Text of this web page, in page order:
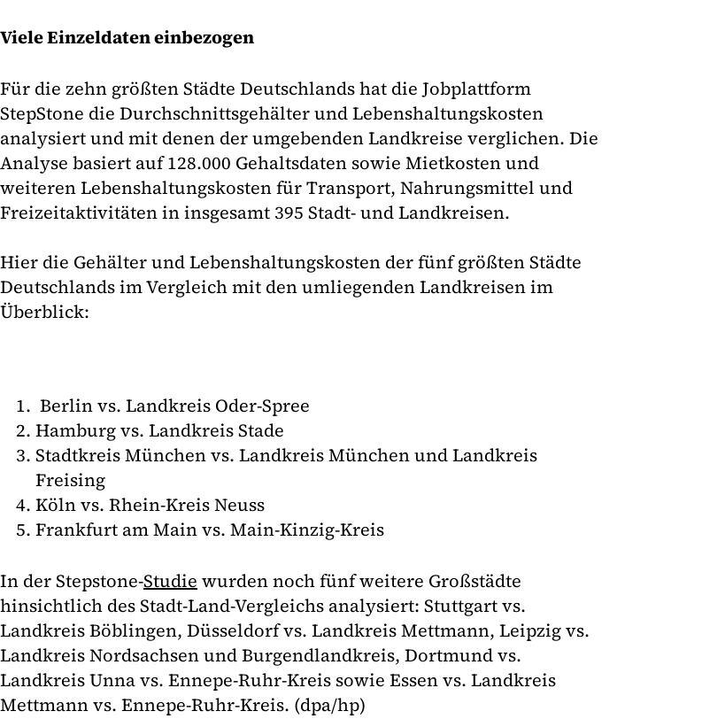
Viele Einzeldaten einbezogen
Für die zehn größten Städte Deutschlands hat die Jobplattform
StepStone die Durchschnittsgehälter und Lebenshaltungskosten
analysiert und mit denen der umgebenden Landkreise verglichen. Die
Analyse basiert auf 128.000 Gehaltsdaten sowie Mietkosten und
weiteren Lebenshaltungskosten für Transport, Nahrungsmittel und
Freizeitaktivitäten in insgesamt 395 Stadt- und Landkreisen.
Hier die Gehälter und Lebenshaltungskosten der fünf größten Städte
Deutschlands im Vergleich mit den umliegenden Landkreisen im
Überblick:
Berlin vs. Landkreis Oder-Spree
Hamburg vs. Landkreis Stade
Stadtkreis München vs. Landkreis München und Landkreis
Freising
Köln vs. Rhein-Kreis Neuss
Frankfurt am Main vs. Main-Kinzig-Kreis
In der Stepstone-Studie wurden noch fünf weitere Großstädte
hinsichtlich des Stadt-Land-Vergleichs analysiert: Stuttgart vs.
Landkreis Böblingen, Düsseldorf vs. Landkreis Mettmann, Leipzig vs.
Landkreis Nordsachsen und Burgendlandkreis, Dortmund vs.
Landkreis Unna vs. Ennepe-Ruhr-Kreis sowie Essen vs. Landkreis
Mettmann vs. Ennepe-Ruhr-Kreis. (dpa/hp)